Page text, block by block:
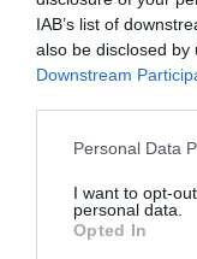
IAB’s list of
also be disclosed
Downstream
Personal Data
I want to opt-
personal data.
Opted In